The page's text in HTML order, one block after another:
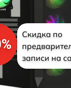
Скидка по
записи на